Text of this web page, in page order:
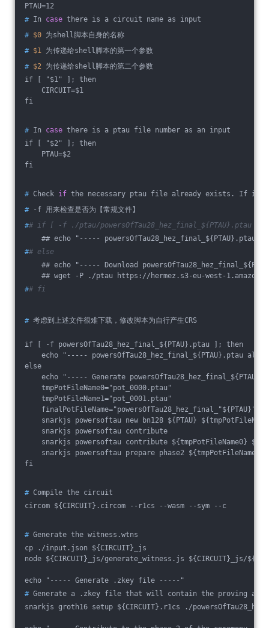
PTAU=12
# In case there is a circuit name as input
# $0 为shell脚本自身的名称
# $1 为传递给shell脚本的第一个参数
# $2 为传递给shell脚本的第二个参数
if [ "$1" ]; then
CIRCUIT=$1
fi
# In case there is a ptau file number as an input
if [ "$2" ]; then
PTAU=$2
fi
# Check if the necessary ptau file already exists. If it
# -f 用来检查是否为【常规文件】
## if [ -f ./ptau/powersOfTau28_hez_final_${PTAU}.ptau ];
## echo "----- powersOfTau28_hez_final_${PTAU}.ptau
## else
## echo "----- Download
## wget -P ./ptau https://hermez.s3-eu-west-
## fi
# 考虑到上述文件很难下载，修改脚本为自行产生CRS
if [ -f powersOfTau28_hez_final_${PTAU}.ptau ]; then
echo "----- powersOfTau28_hez_final_${PTAU}.ptau
else
echo "----- Generate
tmpPotFileName0="pot_0000.ptau"
tmpPotFileName1="pot_0001.ptau"
snarkjs powersoftau new bn128 ${PTAU}
snarkjs powersoftau contribute
snarkjs powersoftau contribute ${tmpPotFileName0}
snarkjs powersoftau prepare phase2
fi
# Compile the circuit
circom ${CIRCUIT}.circom --r1cs --wasm --sym --c
# Generate the witness.wtns
cp ./input.json ${CIRCUIT}_js
node ${CIRCUIT}_js/generate_witness.js ${CIRCUIT}_js/
echo "----- Generate .zkey file -----"
# Generate a .zkey file that will contain the proving
snarkjs groth16 setup ${CIRCUIT}.r1cs ./